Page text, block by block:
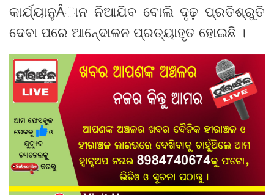
କାର୍ଯ୍ୟାନୁÂାନ ନିଆଯିବ ବୋଲି ଦୃଢ଼ ପ୍ରତିଶ୍ରୁତି
ଦେବା ପରେ ଆନେ୍ଦାଳନ ପ୍ରତ୍ୟାହୃତ ହୋଇଛି ।